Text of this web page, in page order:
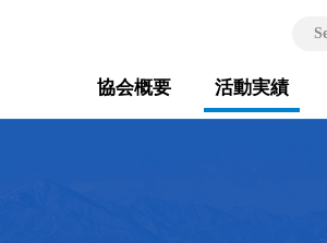
協会概要 活動実績